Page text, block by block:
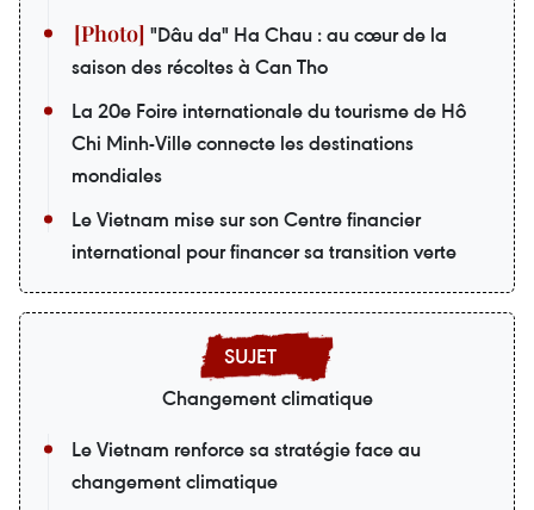
"Dâu da" Ha Chau : au cœur de la
saison des récoltes à Can Tho
La 20e Foire internationale du tourisme de Hô
Chi Minh-Ville connecte les destinations
mondiales
Le Vietnam mise sur son Centre financier
international pour financer sa transition verte
Changement climatique
Le Vietnam renforce sa stratégie face au
changement climatique